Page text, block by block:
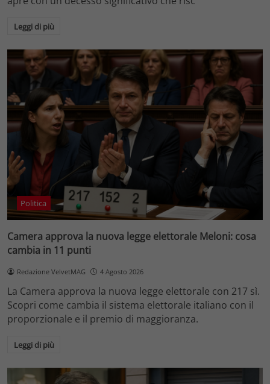
Leggi di più
Politica
Camera approva la nuova legge elettorale Meloni: cosa
cambia in 11 punti
Redazione VelvetMAG 4 Agosto 2026
La Camera approva la nuova legge elettorale con 217 sì.
Scopri come cambia il sistema elettorale italiano con il
proporzionale e il premio di maggioranza.
Leggi di più